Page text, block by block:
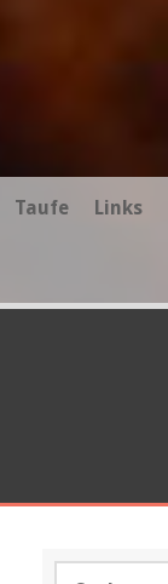
Taufe Links